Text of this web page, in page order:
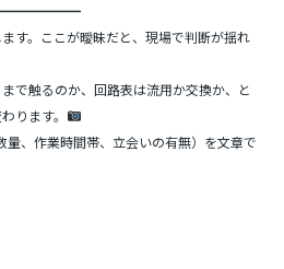
す。ここが曖昧だと、現場で判断が揺れ
で触るのか、回路表は流用か交換か、と
ります。
量、作業時間帯、立会いの有無）を文章で